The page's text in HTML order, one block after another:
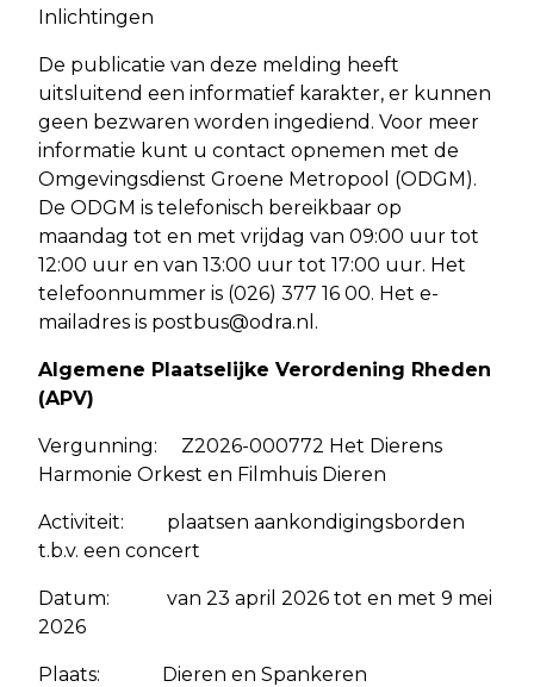
Inlichtingen
De publicatie van deze melding heeft
uitsluitend een informatief karakter, er kunnen
geen bezwaren worden ingediend. Voor meer
informatie kunt u contact opnemen met de
Omgevingsdienst Groene Metropool (ODGM).
De ODGM is telefonisch bereikbaar op
maandag tot en met vrijdag van 09:00 uur tot
12:00 uur en van 13:00 uur tot 17:00 uur. Het
telefoonnummer is (026) 377 16 00. Het e-
mailadres is postbus@odra.nl .
Algemene Plaatselijke Verordening Rheden
(APV)
Vergunning: Z2026-000772 Het Dierens
Harmonie Orkest en Filmhuis Dieren
Activiteit: plaatsen aankondigingsborden
t.b.v. een concert
Datum: van 23 april 2026 tot en met 9 mei
2026
Plaats: Dieren en Spankeren